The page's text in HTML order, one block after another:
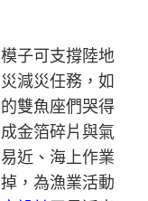
子可支撐陸地
減災任務，如
雙魚座們哭得
金箔碎片與氣
近、海上作業
，為漁業活動